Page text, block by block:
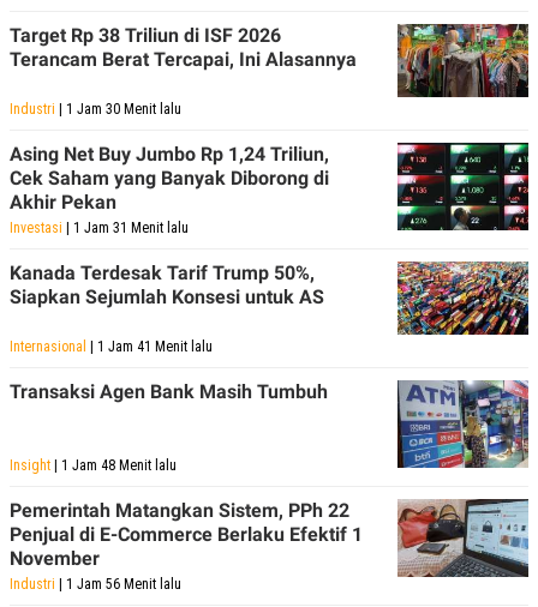
Target Rp 38 Triliun di ISF 2026
Terancam Berat Tercapai, Ini Alasannya
Industri | 1 Jam 30 Menit lalu
Asing Net Buy Jumbo Rp 1,24 Triliun,
Cek Saham yang Banyak Diborong di
Akhir Pekan
Investasi | 1 Jam 31 Menit lalu
Kanada Terdesak Tarif Trump 50%,
Siapkan Sejumlah Konsesi untuk AS
Internasional | 1 Jam 41 Menit lalu
Transaksi Agen Bank Masih Tumbuh
Insight | 1 Jam 48 Menit lalu
Pemerintah Matangkan Sistem, PPh 22
Penjual di E-Commerce Berlaku Efektif 1
November
Industri | 1 Jam 56 Menit lalu